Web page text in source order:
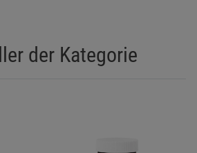
der Kategorie